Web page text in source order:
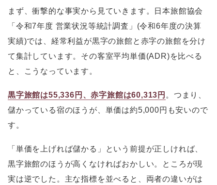
まず、衝撃的な事実から見ていきます。日本旅館協会
「令和7年度 営業状況等統計調査」(令和6年度の決算
実績)では、経常利益が黒字の旅館と赤字の旅館を分け
て集計しています。その客室平均単価(ADR)を比べる
と、こうなっています。
黒字旅館は55,336円、赤字旅館は60,313円 。つまり、
儲かっている宿のほうが、単価は約5,000円も安いので
す。
「単価を上げれば儲かる」という前提が正しければ、
黒字旅館のほうが高くなければおかしい。ところが現
実は逆でした。主な指標を並べると、両者の違いがは